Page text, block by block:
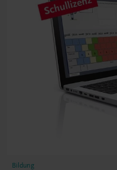
Bildung